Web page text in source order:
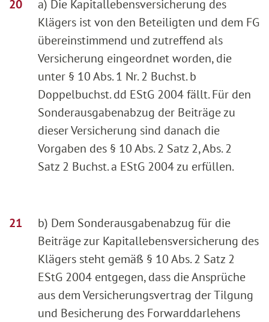
a) Die Kapitallebensversicherung des
Klägers ist von den Beteiligten und dem FG
übereinstimmend und zutreffend als
Versicherung eingeordnet worden, die
unter § 10 Abs. 1 Nr. 2 Buchst. b
Doppelbuchst. dd EStG 2004 fällt. Für den
Sonderausgabenabzug der Beiträge zu
dieser Versicherung sind danach die
Vorgaben des § 10 Abs. 2 Satz 2, Abs. 2
Satz 2 Buchst. a EStG 2004 zu erfüllen.
b) Dem Sonderausgabenabzug für die
Beiträge zur Kapitallebensversicherung des
Klägers steht gemäß § 10 Abs. 2 Satz 2
EStG 2004 entgegen, dass die Ansprüche
aus dem Versicherungsvertrag der Tilgung
und Besicherung des Forwarddarlehens